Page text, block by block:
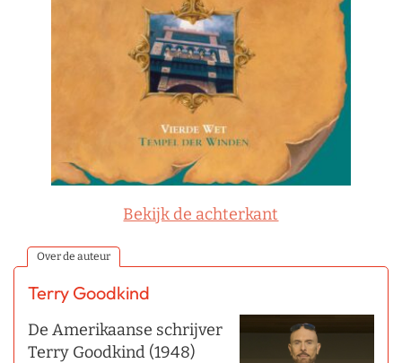
Bekijk de achterkant
Over de auteur
Terry Goodkind
De Amerikaanse schrijver
Terry Goodkind (1948)